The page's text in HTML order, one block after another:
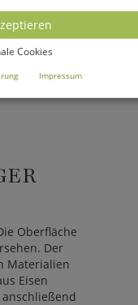
Oberfläche
Der
Materialien
Eisen
Cookies
Impressum